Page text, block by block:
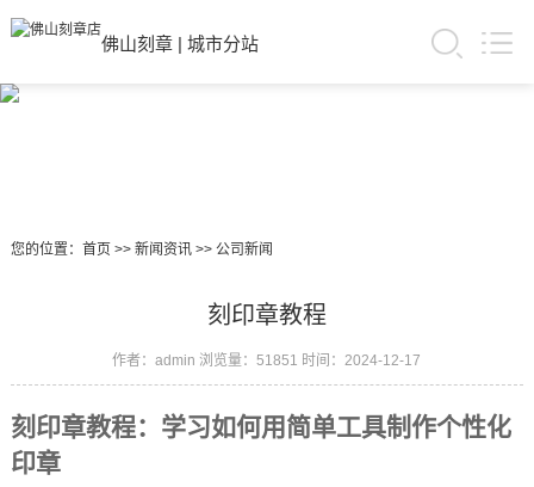
佛山刻章| 城市分站
您的位置： 首页 >> 新闻资讯>> 公司新闻
刻印章教程
作者：admin 浏览量：51851 时间：2024-12-17
刻印章教程：学习如何用简单工具制作个性化
印章